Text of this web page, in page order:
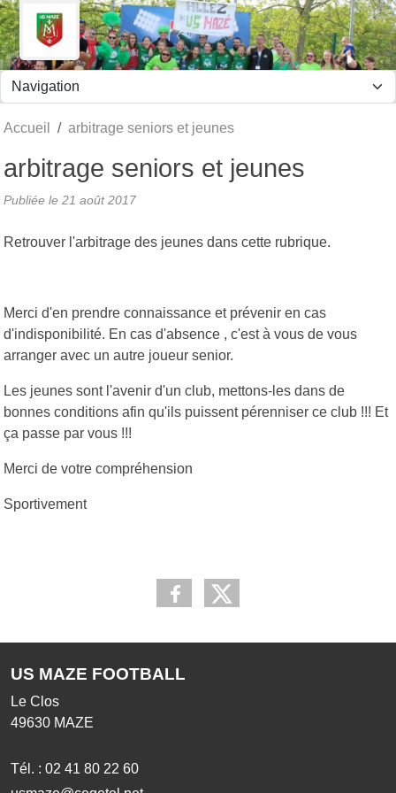
Accueil arbitrage seniors et jeunes
arbitrage seniors et jeunes
Publiée le 21 août 2017
Retrouver l'arbitrage des jeunes dans cette rubrique.
Merci d'en prendre connaissance et prévenir en cas
d'indisponibilité. En cas d'absence , c'est à vous de vous
arranger avec un autre joueur senior.
Les jeunes sont l'avenir d'un club, mettons-les dans de
bonnes conditions afin qu'ils puissent pérenniser ce club !!! Et
ça passe par vous !!!
Merci de votre compréhension
Sportivement
US MAZE FOOTBALL
Le Clos
49630 MAZE
Tél. : 02 41 80 22 60
Panneau de gestion des cookies